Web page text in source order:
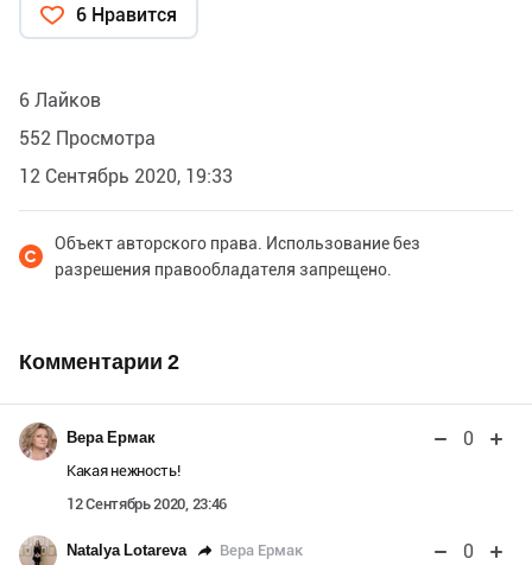
6 Нравится
6 Лайков
552 Просмотра
12 Сентябрь 2020, 19:33
Объект авторского права. Использование без
разрешения правообладателя запрещено.
Комментарии 2
Вера Ермак 0
Какая нежность!
12 Сентябрь 2020, 23:46
Natalya Lotareva Вера Ермак 0